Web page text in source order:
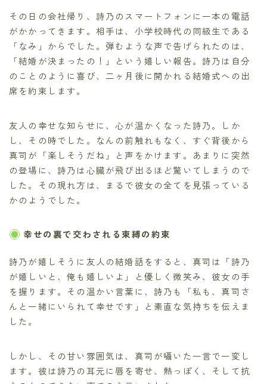
その日の会社帰り、詩乃のスマートフォンに一本の電話
がかかってきます。相手は、小学校時代の同級生である
「なみ」からでした。弾むような声で告げられたのは、
「結婚が決まったの！」という嬉しい報告。詩乃は自分
のことのように喜び、二ヶ月後に開かれる結婚式への出
席を約束します。
友人の幸せな知らせに、心が温かくなった詩乃。しか
し、その時でした。なんの前触れもなく、すぐ背後から
真司が「楽しそうだね」と声をかけます。あまりに突然
の登場に、詩乃は心臓が飛び出るほど驚いてしまうので
した。その現れ方は、まるで彼女の全てを見張っている
かのようでした。
幸せの裏で交わされる束縛の約束
詩乃が嬉しそうに友人の結婚話をすると、真司は「詩乃
が嬉しいと、俺も嬉しいよ」と優しく微笑み、彼女の手
を握ります。その温かい言葉に、詩乃も「私も、真司さ
んと一緒にいられて幸せです」と素直な気持ちを伝えま
した。
しかし、その甘い雰囲気は、真司が囁いた一言で一変し
ます。彼は詩乃の耳元に唇を寄せ、熱っぽく、そして抗